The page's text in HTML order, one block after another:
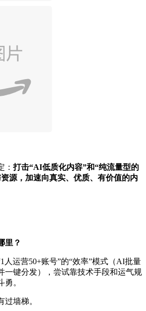
：打击“AI低质化内容”和“纯流量型的
源，加速向真实、优质、有价值的内
里？
人运营50+账号”的“效率”模式（AI批量
一键分发），尝试靠技术手段和运气规
。
墙梯。